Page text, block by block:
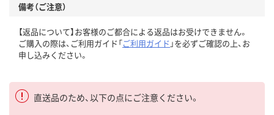
備考（ご注意）
【返品について】お客様のご都合による返品はお受けできません。
ご購入の際は、ご利用ガイド「ご利用ガイド 」を必ずご確認の上、お
申し込みください。
直送品のため、以下の点にご注意ください。